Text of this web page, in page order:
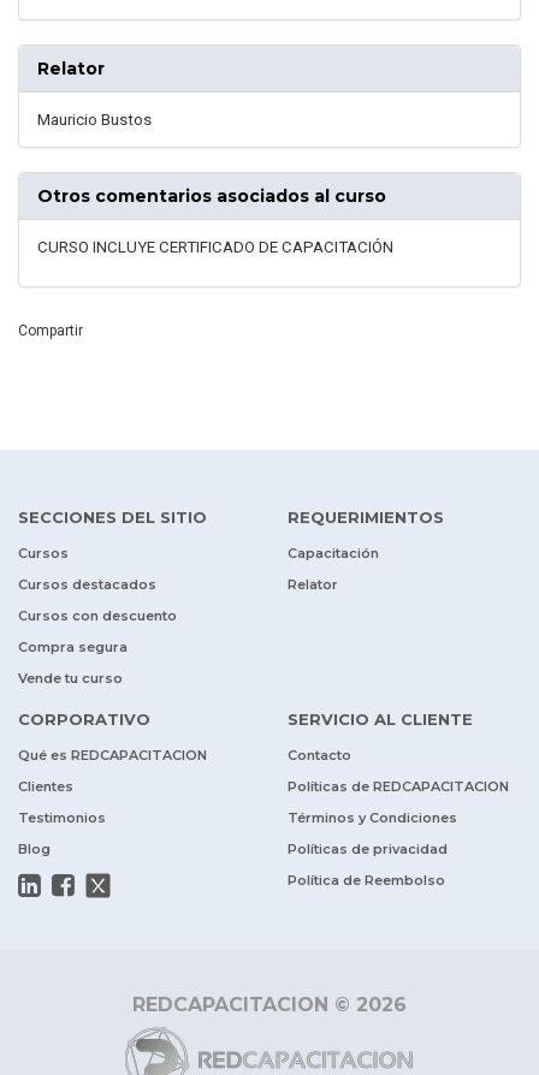
Relator
Mauricio Bustos
Otros comentarios asociados al curso
CURSO INCLUYE CERTIFICADO DE CAPACITACIÓN
Compartir
SECCIONES DEL SITIO
Cursos
Cursos destacados
Cursos con descuento
Compra segura
Vende tu curso
REQUERIMIENTOS
Capacitación
Relator
CORPORATIVO
Qué es REDCAPACITACION
Clientes
Testimonios
Blog
SERVICIO AL CLIENTE
Contacto
Políticas de REDCAPACITACION
Términos y Condiciones
Políticas de privacidad
Política de Reembolso
REDCAPACITACION © 2026